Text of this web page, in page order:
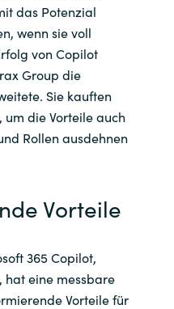
das Potenzial
wenn sie voll
von Copilot
Group die
Sie kauften
um die Vorteile auch
Rollen ausdehnen
Vorteile
365 Copilot,
hat eine messbare
Vorteile für